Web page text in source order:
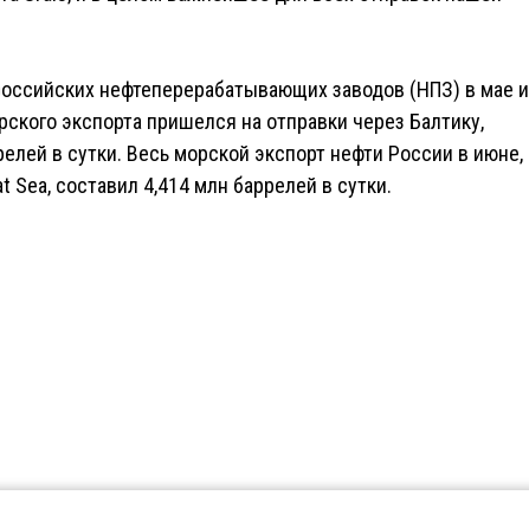
нефтеперерабатывающих заводов (НПЗ) в мае и
экспорта пришелся на отправки через Балтику,
в сутки. Весь морской экспорт нефти России в июне,
составил 4,414 млн баррелей в сутки.